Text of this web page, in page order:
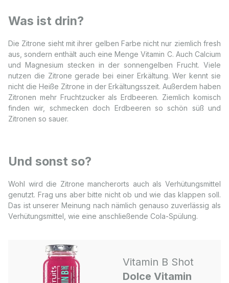
Was ist drin?
Die Zitrone sieht mit ihrer gelben Farbe nicht nur ziemlich fresh
aus, sondern enthält auch eine Menge Vitamin C. Auch Calcium
und Magnesium stecken in der sonnengelben Frucht. Viele
nutzen die Zitrone gerade bei einer Erkältung. Wer kennt sie
nicht die Heiße Zitrone in der Erkältungsszeit. Außerdem haben
Zitronen mehr Fruchtzucker als Erdbeeren. Ziemlich komisch
finden wir, schmecken doch Erdbeeren so schön süß und
Zitronen so sauer.
Und sonst so?
Wohl wird die Zitrone mancherorts auch als Verhütungsmittel
genutzt. Frag uns aber bitte nicht ob und wie das klappen soll.
Das ist unserer Meinung nach nämlich genauso zuverlässig als
Verhütungsmittel, wie eine anschließende Cola-Spülung.
Vitamin B Shot
Dolce Vitamin